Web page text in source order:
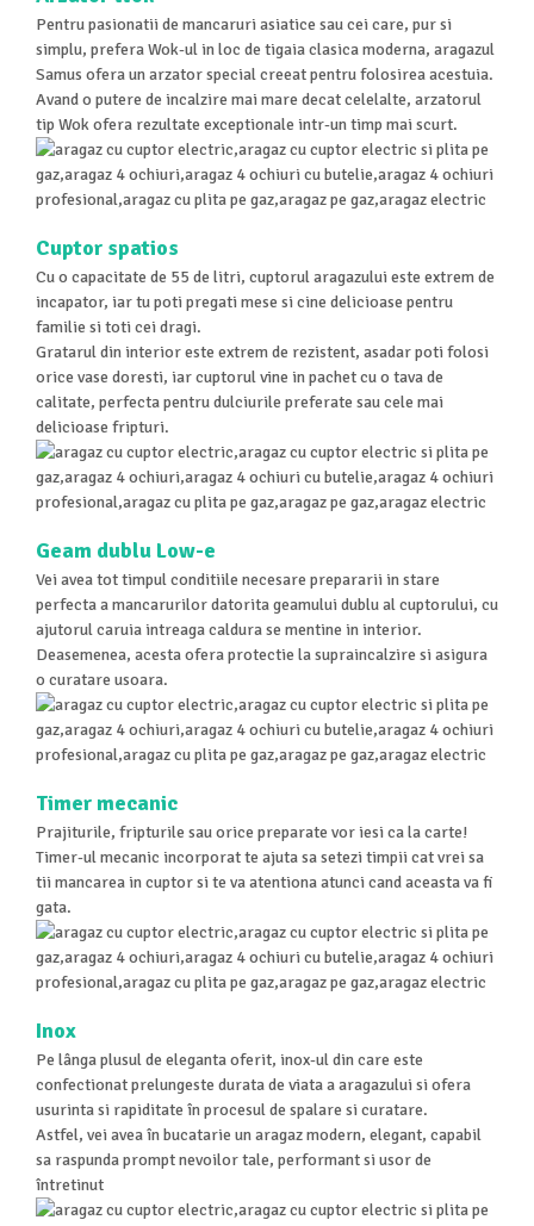
Pentru pasionatii de mancaruri asiatice sau cei care, pur si
simplu, prefera Wok-ul in loc de tigaia clasica moderna, aragazul
Samus ofera un arzator special creeat pentru folosirea acestuia.
Avand o putere de incalzire mai mare decat celelalte, arzatorul
tip Wok ofera rezultate exceptionale intr-un timp mai scurt.
Cuptor spatios
Cu o capacitate de 55 de litri, cuptorul aragazului este extrem de
incapator, iar tu poti pregati mese si cine delicioase pentru
familie si toti cei dragi.
Gratarul din interior este extrem de rezistent, asadar poti folosi
orice vase doresti, iar cuptorul vine in pachet cu o tava de
calitate, perfecta pentru dulciurile preferate sau cele mai
delicioase fripturi.
Geam dublu Low-e
Vei avea tot timpul conditiile necesare prepararii in stare
perfecta a mancarurilor datorita geamului dublu al cuptorului, cu
ajutorul caruia intreaga caldura se mentine in interior.
Deasemenea, acesta ofera protectie la supraincalzire si asigura
o curatare usoara.
Timer mecanic
Prajiturile, fripturile sau orice preparate vor iesi ca la carte!
Timer-ul mecanic incorporat te ajuta sa setezi timpii cat vrei sa
tii mancarea in cuptor si te va atentiona atunci cand aceasta va fi
gata.
Inox
Pe lânga plusul de eleganta oferit, inox-ul din care este
confectionat prelungeste durata de viata a aragazului si ofera
usurinta si rapiditate în procesul de spalare si curatare.
Astfel, vei avea în bucatarie un aragaz modern, elegant, capabil
sa raspunda prompt nevoilor tale, performant si usor de
întretinut